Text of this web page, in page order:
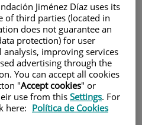
Jiménez Díaz uses its
of third parties (located in
does not guarantee an
protection) for user
improving services
advertising through the
You can accept all cookies
"Accept cookies" or
use from this Settings. For
here: Política de Cookies